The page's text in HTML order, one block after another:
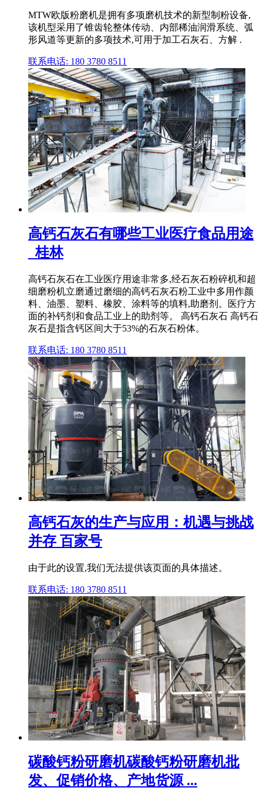
MTW欧版粉磨机是拥有多项磨机技术的新型制粉设备,
该机型采用了锥齿轮整体传动、内部稀油润滑系统、弧
形风道等更新的多项技术,可用于加工石灰石、方解 .
联系电话: 180 3780 8511
高钙石灰石有哪些工业医疗食品用途
_桂林
高钙石灰石在工业医疗用途非常多,经石灰石粉碎机和超
细磨粉机立磨通过磨细的高钙石灰石粉工业中多用作颜
料、油墨、塑料、橡胶、涂料等的填料,助磨剂。医疗方
面的补钙剂和食品工业上的助剂等。 高钙石灰石 高钙石
灰石是指含钙区间大于53%的石灰石粉体。
联系电话: 180 3780 8511
高钙石灰的生产与应用：机遇与挑战
并存 百家号
由于此的设置,我们无法提供该页面的具体描述。
联系电话: 180 3780 8511
碳酸钙粉研磨机碳酸钙粉研磨机批
发、促销价格、产地货源 ...